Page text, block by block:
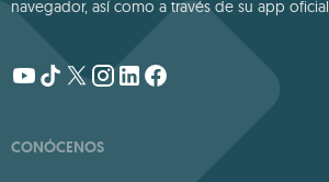
navegador, así como a través de su app oficial.
CONÓCENOS